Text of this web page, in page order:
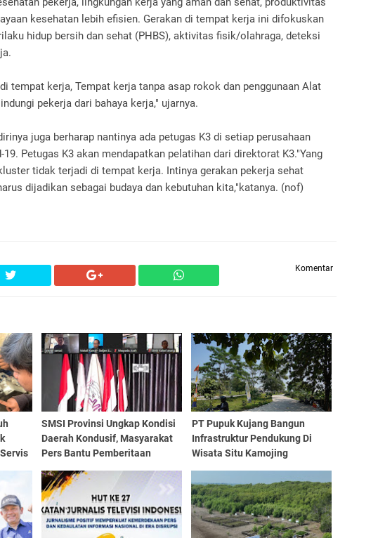
kesehatan lebih efisien. Gerakan di tempat kerja ini difokuskan
hidup bersih dan sehat (PHBS), aktivitas fisik/olahraga, deteksi
tempat kerja, Tempat kerja tanpa asap rokok dan penggunaan Alat
pekerja dari bahaya kerja," ujarnya.
juga berharap nantinya ada petugas K3 di setiap perusahaan
19. Petugas K3 akan mendapatkan pelatihan dari direktorat K3."Yang
tidak terjadi di tempat kerja. Intinya gerakan pekerja sehat
dijadikan sebagai budaya dan kebutuhan kita,"katanya. (nof)
Komentar
SMSI Provinsi Ungkap Kondisi
Daerah Kondusif, Masyarakat
Pers Bantu Pemberitaan
PT Pupuk Kujang Bangun
Infrastruktur Pendukung Di
Wisata Situ Kamojing